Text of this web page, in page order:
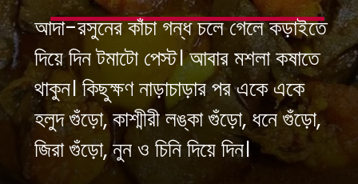
আদা-রসুনের কাঁচা গন্ধ চলে গেলে কড়াইতে
দিয়ে দিন টমাটো পেস্ট। আবার মশলা কষাতে
থাকুন। কিছুক্ষণ নাড়াচাড়ার পর একে একে
হলুদ গুঁড়ো, কাশ্মীরী লঙ্কা গুঁড়ো, ধনে গুঁড়ো,
জিরা গুঁড়ো, নুন ও চিনি দিয়ে দিন।